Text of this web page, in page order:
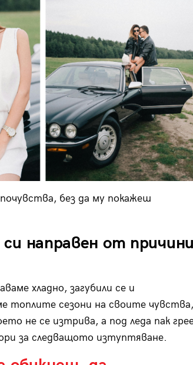
без да му покажеш
направен от причини
хладно, загубили се и
топлите сезони на своите чувства,
не се изтрива, а под леда пак
за следващото изтуптяване.